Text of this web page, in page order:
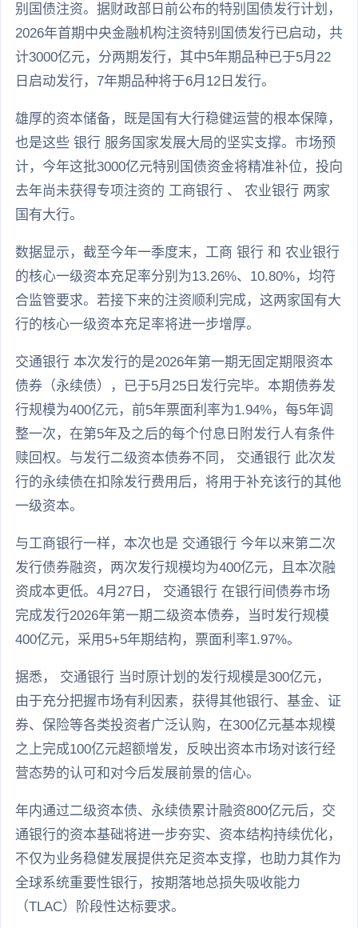
别国债注资。据财政部日前公布的特别国债发行计划，
2026年首期中央金融机构注资特别国债发行已启动，共
计3000亿元，分两期发行，其中5年期品种已于5月22
日启动发行，7年期品种将于6月12日发行。
雄厚的资本储备，既是国有大行稳健运营的根本保障，
也是这些 银行 服务国家发展大局的坚实支撑。市场预
计，今年这批3000亿元特别国债资金将精准补位，投向
去年尚未获得专项注资的 工商银行 、 农业银行 两家
国有大行。
数据显示，截至今年一季度末，工商 银行 和 农业银行
的核心一级资本充足率分别为13.26%、10.80%，均符
合监管要求。若接下来的注资顺利完成，这两家国有大
行的核心一级资本充足率将进一步增厚。
交通银行 本次发行的是2026年第一期无固定期限资本
债券（永续债），已于5月25日发行完毕。本期债券发
行规模为400亿元，前5年票面利率为1.94%，每5年调
整一次，在第5年及之后的每个付息日附发行人有条件
赎回权。与发行二级资本债券不同， 交通银行 此次发
行的永续债在扣除发行费用后，将用于补充该行的其他
一级资本。
与工商银行一样，本次也是 交通银行 今年以来第二次
发行债券融资，两次发行规模均为400亿元，且本次融
资成本更低。4月27日， 交通银行 在银行间债券市场
完成发行2026年第一期二级资本债券，当时发行规模
400亿元，采用5+5年期结构，票面利率1.97%。
据悉， 交通银行 当时原计划的发行规模是300亿元，
由于充分把握市场有利因素，获得其他银行、基金、证
券、保险等各类投资者广泛认购，在300亿元基本规模
之上完成100亿元超额增发，反映出资本市场对该行经
营态势的认可和对今后发展前景的信心。
年内通过二级资本债、永续债累计融资800亿元后，交
通银行的资本基础将进一步夯实、资本结构持续优化，
不仅为业务稳健发展提供充足资本支撑，也助力其作为
全球系统重要性银行，按期落地总损失吸收能力
（TLAC）阶段性达标要求。